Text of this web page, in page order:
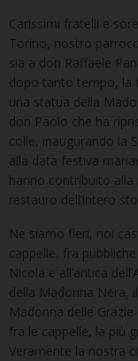
Carissimi fratelli e
Torino, nostro
sia a don Raffaele
dopo tanto tempo, la
una statua della
don Paolo che ha
colle, inaugurando la
alla data festiva
hanno contribuito alla
restauro dell’intero
Ne siamo fieri, noi
cappelle, fra
Nicola e all’antica
della Madonna Nera,
Madonna delle
fra le cappelle, la più
Veramente la nostra